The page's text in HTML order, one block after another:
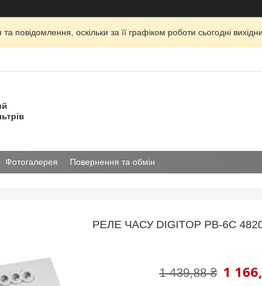
повідомлення, оскільки за її графіком роботи сьогодні
Фотогалерея Повернення та обмін
РЕЛЕ ЧАСУ DIGITOP РВ-6С
1 439,88 ₴ 1